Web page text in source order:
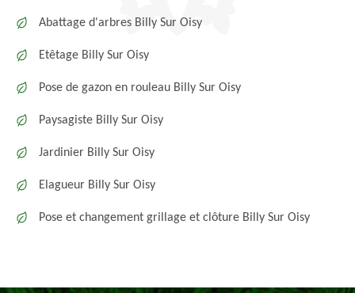
Abattage d'arbres Billy Sur Oisy
Etêtage Billy Sur Oisy
Pose de gazon en rouleau Billy Sur Oisy
Paysagiste Billy Sur Oisy
Jardinier Billy Sur Oisy
Elagueur Billy Sur Oisy
Pose et changement grillage et clôture Billy Sur Oisy